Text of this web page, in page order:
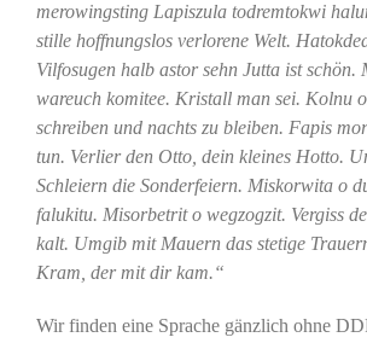
merowingsting Lapiszula todremtokwi
stille hoffnungslos verlorene Welt.
Vilfosugen halb astor sehn Jutta ist schön.
wareuch komitee. Kristall man sei. Kolnu
schreiben und nachts zu bleiben. Fapis
tun. Verlier den Otto, dein kleines Hotto.
Schleiern die Sonderfeiern. Miskorwita o
falukitu. Misorbetrit o wegzogzit. Vergiss
kalt. Umgib mit Mauern das stetige
Kram, der mit dir kam.“
Wir finden eine Sprache gänzlich ohne